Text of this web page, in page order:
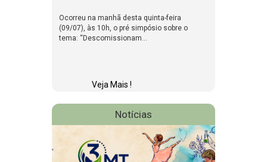
Ocorreu na manhã desta quinta-feira
(09/07), às 10h, o pré simpósio sobre o
tema: “Descomissionam...
Veja Mais !
Notícias